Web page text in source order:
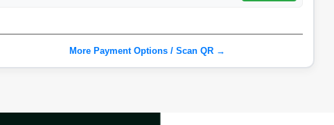
More Payment Options / Scan QR →